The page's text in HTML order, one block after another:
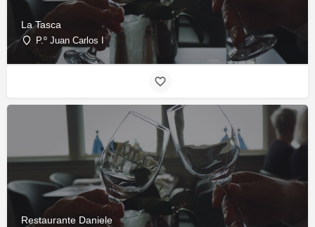
La Tasca
P.º Juan Carlos I
Restaurante Daniele